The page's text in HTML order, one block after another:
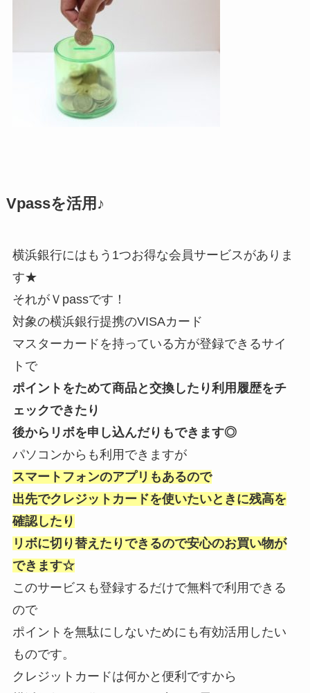
Vpassを活用♪
横浜銀行にはもう1つお得な会員サービスがありま
す★
それがＶpassです！
対象の横浜銀行提携のVISAカード
マスターカードを持っている方が登録できるサイ
トで
ポイントをためて商品と交換したり利用履歴をチ
ェックできたり
後からリボを申し込んだりもできます◎
パソコンからも利用できますが
スマートフォンのアプリもあるので
出先でクレジットカードを使いたいときに残高を
確認したり
リボに切り替えたりできるので安心のお買い物が
できます☆
このサービスも登録するだけで無料で利用できる
ので
ポイントを無駄にしないためにも有効活用したい
ものです。
クレジットカードは何かと便利ですから